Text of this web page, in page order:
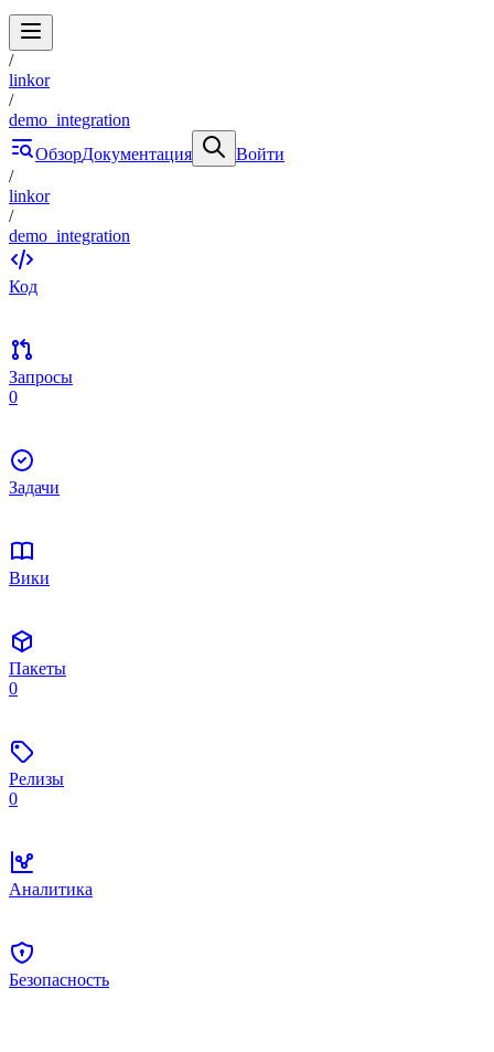
/
linkor
/
demo_integration
ОбзорДокументация
Войти
/
linkor
/
demo_integration
Код
Запросы
0
Задачи
Вики
Пакеты
0
Релизы
0
Аналитика
Безопасность